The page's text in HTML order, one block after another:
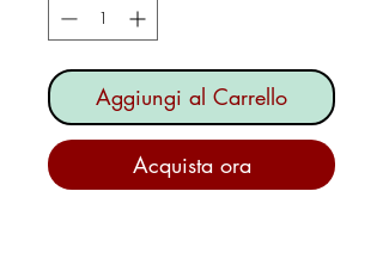
Aggiungi al Carrello
Acquista ora